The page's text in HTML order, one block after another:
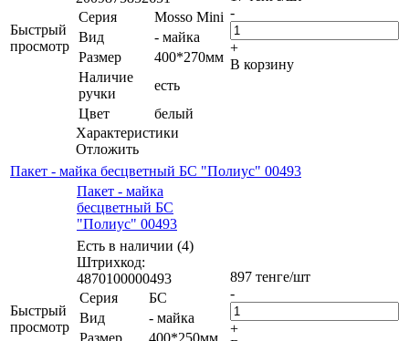
Быстрый
просмотр
Серия
Mosso Mini
Вид
- майка
Размер
400*270мм
Наличие
ручки
есть
Цвет
белый
Характеристики
Отложить
-
+
В корзину
Пакет - майка бесцветный БС "Полиус" 00493
Быстрый
просмотр
Пакет - майка
бесцветный БС
"Полиус" 00493
Есть в наличии (4)
Штрихкод:
4870100000493
Серия
БС
Вид
- майка
Размер
400*250мм
897 тенге/шт
-
+